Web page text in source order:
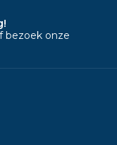
bezoek onze